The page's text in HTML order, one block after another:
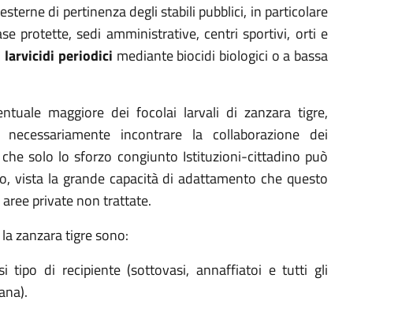
di pertinenza degli stabili pubblici, in particolare
protette, sedi amministrative, centri sportivi, orti e
periodici mediante biocidi biologici o a bassa
maggiore dei focolai larvali di zanzara tigre,
incontrare la collaborazione dei
solo lo sforzo congiunto Istituzioni-cittadino può
vista la grande capacità di adattamento che questo
private non trattate.
zanzara tigre sono:
tipo di recipiente (sottovasi, annaffiatoi e tutti gli